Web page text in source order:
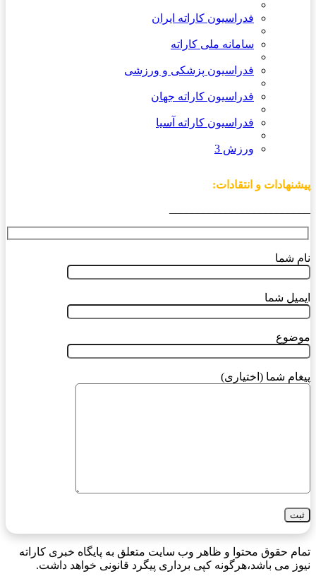
فدراسیون کاراته ایران
سامانه ملی کاراته
فدراسیون پزشکی و ورزشی
فدراسیون کاراته جهان
فدراسیون کاراته آسیا
ورزش 3
پیشنهادات و انتقادات:
نام شما
ایمیل شما
موضوع
پیغام شما (اختیاری)
تمام حقوق محتوا و ظاهر وب سایت متعلق به پایگاه خبری کاراته
نیوز می باشد،هرگونه کپی برداری پیگرد قانونی خواهد داشت.